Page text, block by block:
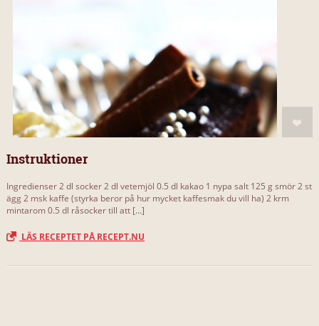
Instruktioner
Ingredienser 2 dl socker 2 dl vetemjöl 0.5 dl kakao 1 nypa salt 125 g smör 2 st
ägg 2 msk kaffe (styrka beror på hur mycket kaffesmak du vill ha) 2 krm
mintarom 0.5 dl råsocker till att [...]
LÄS RECEPTET PÅ RECEPT.NU